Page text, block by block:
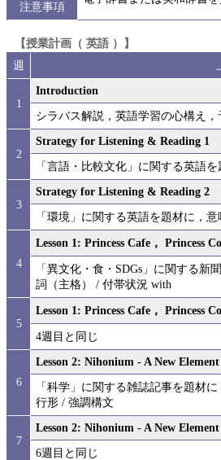
注意事項
【授業計画（ 英語 ）】
週
1
Introduction
シラバス解説，英語学習の心構え，
2
Strategy for Listening & Reading 1
「言語・比較文化」に関する英語
3
Strategy for Listening & Reading 2
「環境」に関する英語を題材に，
4
Lesson 1: Princess Cafe， Princess
「異文化・食・SDGs」に関する
詞（主格） / 付帯状況 with
5
Lesson 1: Princess Cafe， Princess
4週目と同じ
6
Lesson 2: Nihonium - A New
「科学」に関する雑誌記事を題材
行形 / 強調構文
7
Lesson 2: Nihonium - A New
6週目と同じ